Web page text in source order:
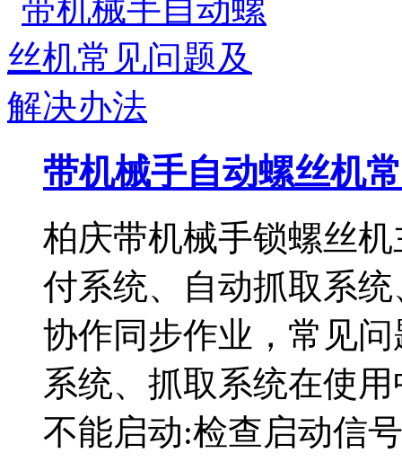
带机械手自动螺丝机
柏庆带机械手锁螺丝
付系统、自动抓取系
协作同步作业，常见
系统、抓取系统在使
不能启动:检查启动信